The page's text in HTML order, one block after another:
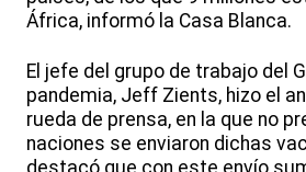
África, informó la Casa Blanca.
El jefe del grupo de trabajo del
pandemia, Jeff Zients, hizo el
rueda de prensa, en la que no
naciones se enviaron dichas